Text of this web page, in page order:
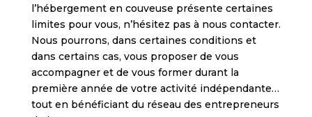
l’hébergement en couveuse présente certaines
limites pour vous, n’hésitez pas à nous contacter.
Nous pourrons, dans certaines conditions et
dans certains cas, vous proposer de vous
accompagner et de vous former durant la
première année de votre activité indépendante…
tout en bénéficiant du réseau des entrepreneurs